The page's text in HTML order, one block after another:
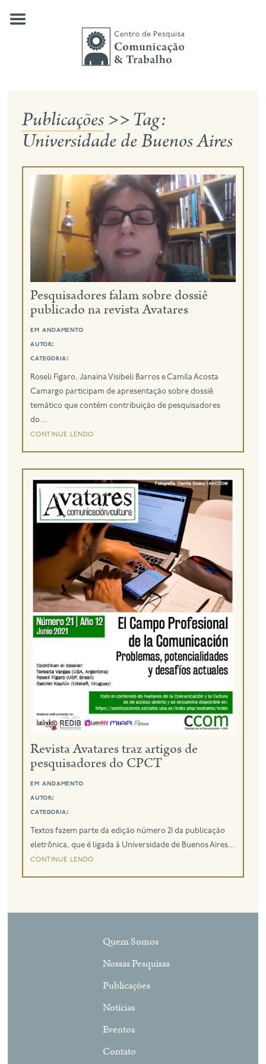
quem somos
nossas pesquisas
notícias
eventos
contato
busca
eng
Publicações >>Tag:
Universidade de Buenos Aires
Pesquisadores falam sobre dossiê
publicado na revista Avatares
em andamento
autor:
categoria:
Roseli Figaro, Janaina Visibeli Barros e Camila Acosta
Camargo participam de apresentação sobre dossiê
temático que contém contribuição de pesquisadores
do...
continue lendo
Revista Avatares traz artigos de
pesquisadores do CPCT
em andamento
autor:
categoria:
Textos fazem parte da edição número 21 da publicação
eletrônica, que é ligada à Universidade de Buenos Aires...
continue lendo
Quem Somos
Nossas Pesquisas
Publicações
Notícias
Eventos
Contato